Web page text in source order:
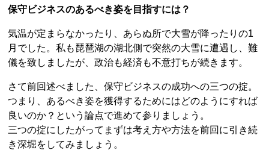
保守ビジネスのあるべき姿を目指すには？
気温が定まらなかったり、あらぬ所で大雪が降ったりの1
月でした。私も琵琶湖の湖北側で突然の大雪に遭遇し、難
儀を致しましたが、政治も経済も不意打ちが続きます。
さて前回述べました、保守ビジネスの成功への三つの掟。
つまり、あるべき姿を獲得するためにはどのようにすれば
良いのか？という論点で進めて参りましょう。
三つの掟にしたがってまずは考え方や方法を前回に引き続
き深堀をしてみましょう。